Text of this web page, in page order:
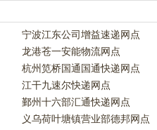
宁波江东公司增益速递网点
龙港苍一安能物流网点
杭州笕桥国通国通快递网点
江干九速尔快递网点
鄞州十六部汇通快递网点
义乌荷叶塘镇营业部德邦网点